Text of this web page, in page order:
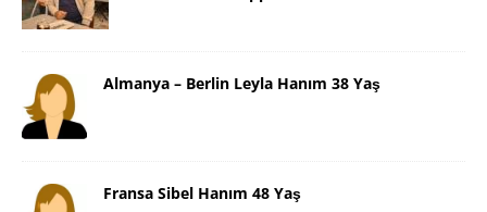
Almanya – Berlin Leyla Hanım 38 Yaş
Fransa Sibel Hanım 48 Yaş